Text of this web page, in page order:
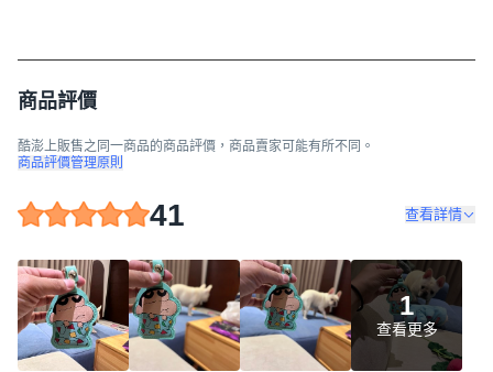
商品評價
酷澎上販售之同一商品的商品評價，商品賣家可能有所不同。
商品評價管理原則
41 查看詳情
1
查看更多